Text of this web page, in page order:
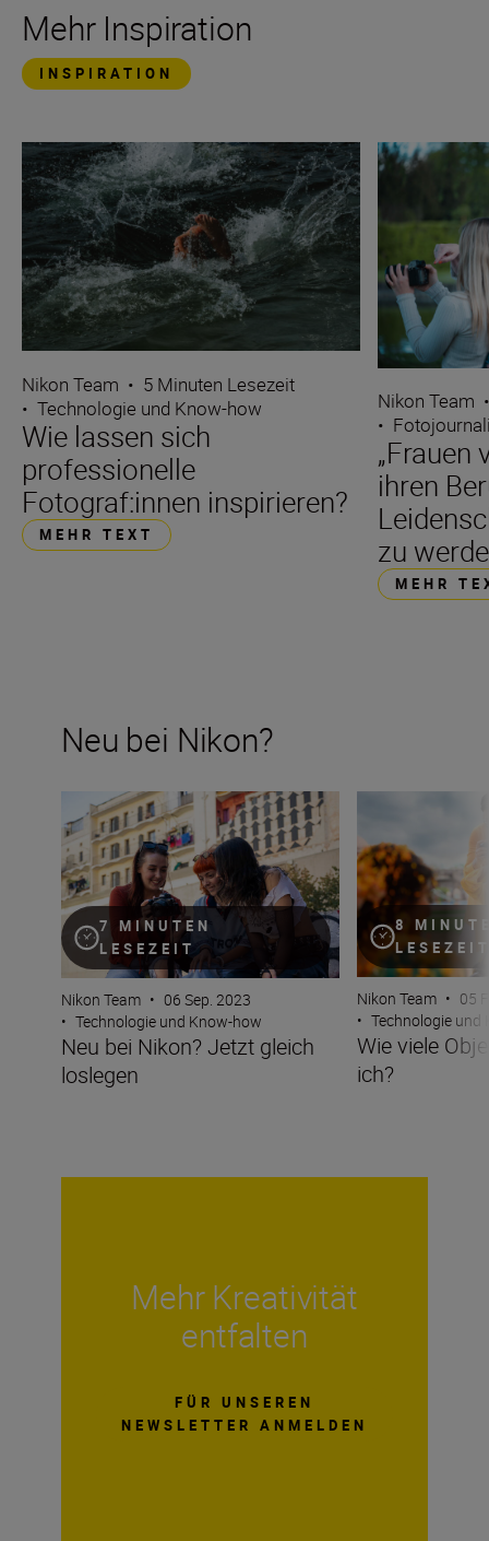
Mehr Inspiration
INSPIRATION
Nikon Team • 5 Minuten Lesezeit
• Technologie und Know-how
Wie lassen sich
professionelle
Fotograf:innen inspirieren?
MEHR TEXT
Nikon Team
•
„Frauen
ihren
zu
MEHR
Neu bei Nikon?
7 MINUTEN
LESEZEIT
Neu bei Nikon? Jetzt gleich loslegen
Nikon Team • 06 Sep. 2023
• Technologie und Know-how
Neu bei Nikon? Jetzt gleich
loslegen
8
Nikon Team • 05
• Technologie und
Wie viele
ich?
Mehr Kreativität
entfalten
FÜR UNSEREN
NEWSLETTER ANMELDEN